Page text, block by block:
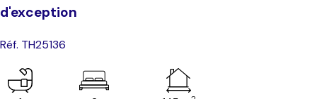
d'exception
Réf. TH25136